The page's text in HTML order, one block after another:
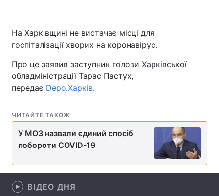
Україна Політика
Спорт Наука
Техно і зв'язок
Зброя Інциденти
Здоров'я
На Харківщині не вистачає місці для
госпіталізації хворих на коронавірус.
Про це заявив заступник голови Харківської
обладміністрації Тарас Пастух,
передає Depo.Харків.
ЧИТАЙТЕ ТАКОЖ
У МОЗ назвали єдиний спосіб
побороти COVID-19
ВІДЕО ДНЯ